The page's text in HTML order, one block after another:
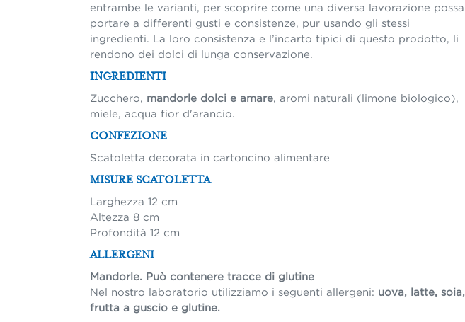
entrambe le varianti, per scoprire come una diversa lavorazione possa
portare a differenti gusti e consistenze, pur usando gli stessi
ingredienti. La loro consistenza e l’incarto tipici di questo prodotto, li
rendono dei dolci di lunga conservazione.
INGREDIENTI
Zucchero, mandorle dolci e amare , aromi naturali (limone biologico),
miele, acqua fior d'arancio.
CONFEZIONE
Scatoletta decorata in cartoncino alimentare
MISURE SCATOLETTA
Larghezza 12 cm
Altezza 8 cm
Profondità 12 cm
ALLERGENI
Mandorle. Può contenere tracce di glutine
Nel nostro laboratorio utilizziamo i seguenti allergeni: uova, latte, soia,
frutta a guscio e glutine.